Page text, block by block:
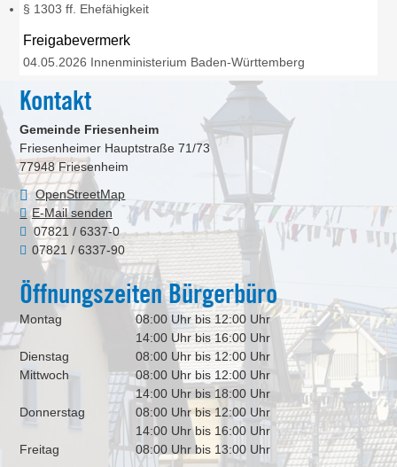
§ 1303 ff. Ehefähigkeit
Freigabevermerk
04.05.2026 Innenministerium Baden-Württemberg
Kontakt
Gemeinde Friesenheim
Friesenheimer Hauptstraße 71/73
77948 Friesenheim
OpenStreetMap
E-Mail senden
07821 / 6337-0
07821 / 6337-90
Öffnungszeiten Bürgerbüro
Montag
08:00 Uhr bis 12:00 Uhr
14:00 Uhr bis 16:00 Uhr
Dienstag
08:00 Uhr bis 12:00 Uhr
Mittwoch
08:00 Uhr bis 12:00 Uhr
14:00 Uhr bis 18:00 Uhr
Donnerstag
08:00 Uhr bis 12:00 Uhr
14:00 Uhr bis 16:00 Uhr
Freitag
08:00 Uhr bis 13:00 Uhr